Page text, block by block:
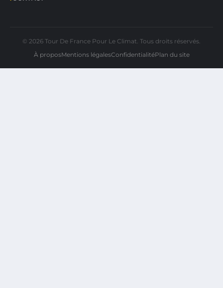
© 2026 Tour De France Pour Le Climat. Tous droits réservés.
À proposMentions légalesConfidentialitéPlan du site